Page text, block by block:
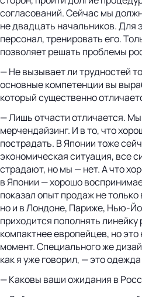
согласований. Сейчас мы
не двадцать начальников. Для
персонал, тренировать его.
позволяет решать проблемы
— Не вызывает ли трудностей
основные компетенции вы
который существенно
— Лишь отчасти отличается.
мерчендайзинг. И в то, что
пострадать. В Японии тоже
экономическая ситуация, все
страдают, но мы — нет. А что
в Японии — хорошо
показал опыт продаж не только
но и в Лондоне, Париже, Нью-
приходится пополнять
компактнее европейцев, но
момент. Специального же
как я уже говорил, — это
— Каковы ваши ожидания в